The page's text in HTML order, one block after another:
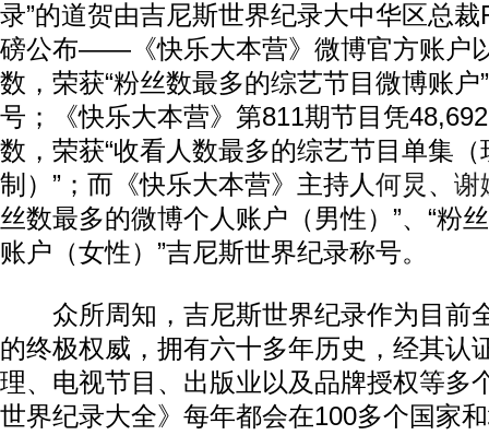
录”的道贺由吉尼斯世界纪录大中华区总
磅公布——《快乐大本营》微博官方账户
数，荣获“粉丝数最多的综艺节目微博账户
号；《快乐大本营》第811期节目凭
数，荣获“收看人数最多的综艺节目单集
制）”；而《快乐大本营》主持人何炅 、 谢
丝数最多的微博个人账户（男性）”、“粉
账户（女性）”吉尼斯世界纪录称号。
众所周知，吉尼斯世界纪录作为目前
的终极权威，拥有六十多年历史，经其认
理、电视节目、出版业以及品牌授权等多
世界纪录大全》每年都会在100多个国家